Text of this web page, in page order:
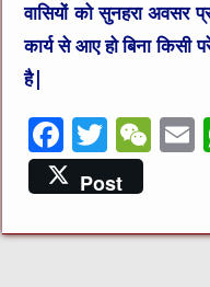
वासियों को सुनहरा अवसर
कार्य से आए हो बिना
है|
F
a
c
e
T
w
it
te
W
h l
Post